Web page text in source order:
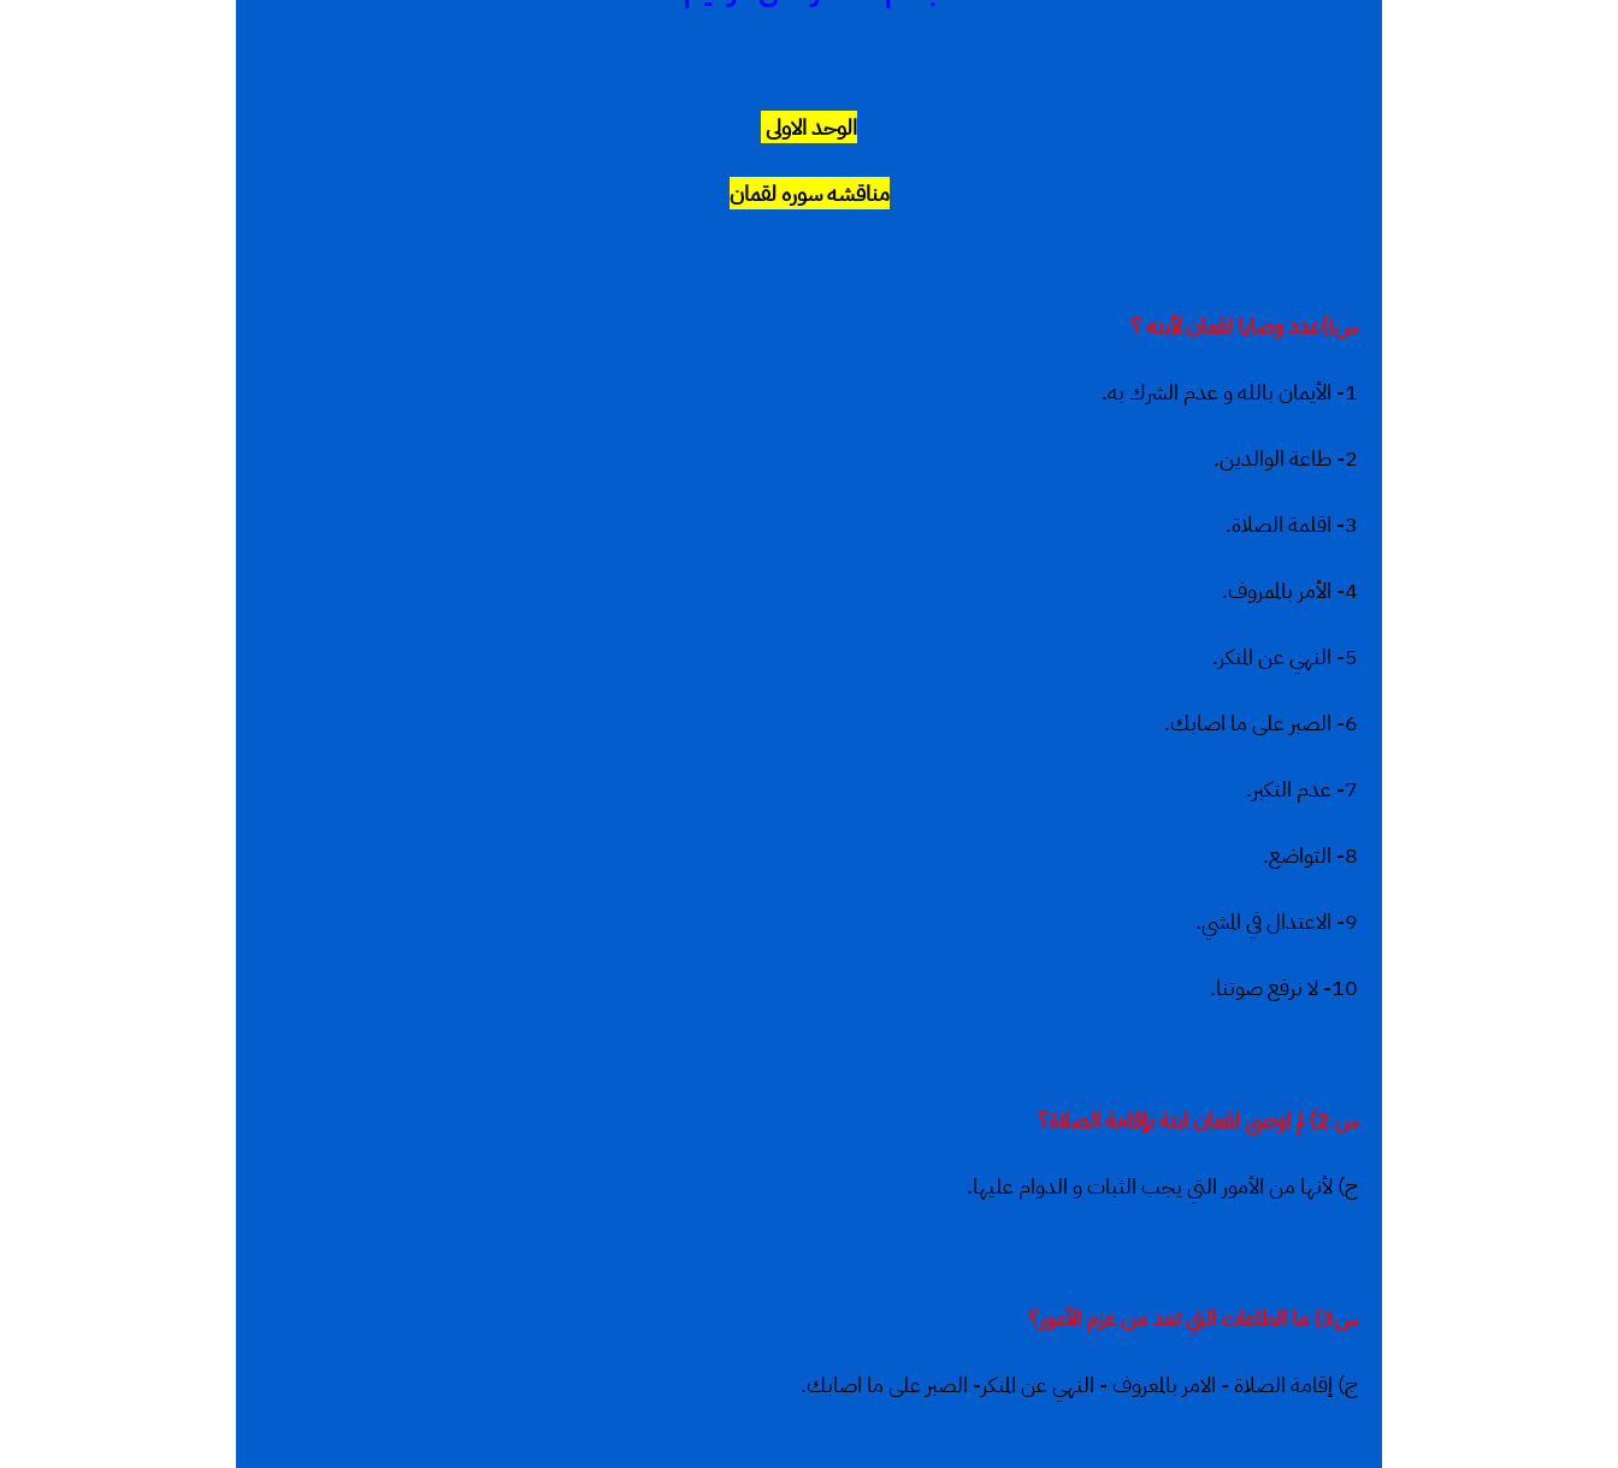
الوحد الاولى
مناقشه سوره لقمان
س١)عدد وصايا لقمان لأبنه ؟
1- الأيمان بالله و عدم الشرك به.
2- طاعة الوالدين.
3- اقلمة الصلاة.
4- الأمر بالممروف.
5- النهي عن المنكر.
6- الصبر على ما اصابك.
7- عدم التكبر.
8- التواضع.
9- الاعتدال في المشي.
10- لا نرفع صوتنا.
س 2) لم اوصى لقمان ابنة بإقامة الصلاة؟
ج) لأنها من الأمور التي يجب الثبات و الدوام عليها.
س3) ما الطاعات التي تعد من عزم الأمور؟
ج) إقامة الصلاة - الامر بالمعروف - النهي عن المنكر- الصبر على ما اصابك.